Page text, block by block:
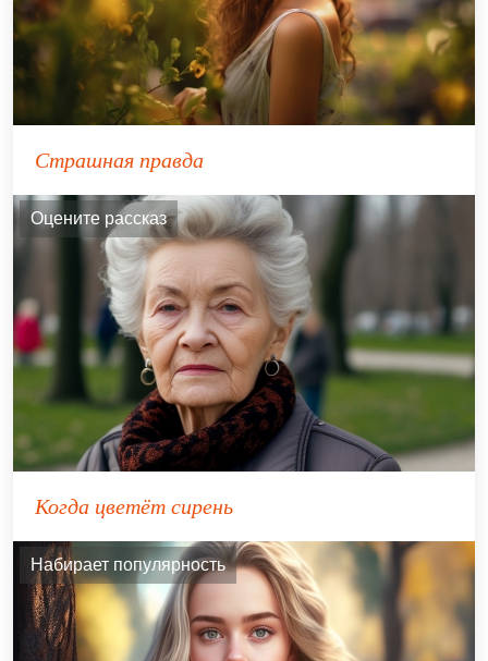
Страшная правда
Оцените рассказ
Когда цветёт сирень
Набирает популярность